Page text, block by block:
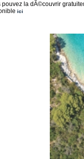
pouvez la dÃ©couvrir
ici